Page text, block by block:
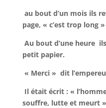
au bout d’un mois ils
page, « c’est trop long
Au bout d’une heure
petit papier.
« Merci » dit
Il était écrit : «
souffre, lutte et meurt